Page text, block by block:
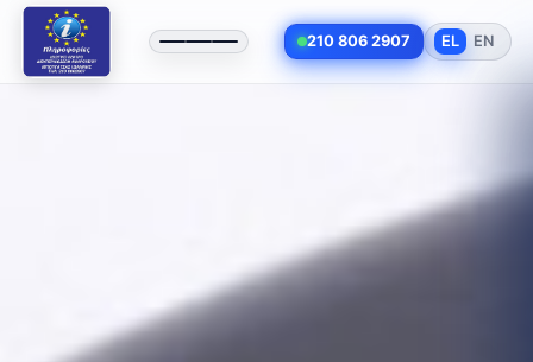
210 806 2907 EL EN